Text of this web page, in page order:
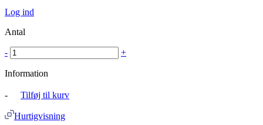
Log ind
Antal
- +
Information
- Tilføj til kurv
Hurtigvisning